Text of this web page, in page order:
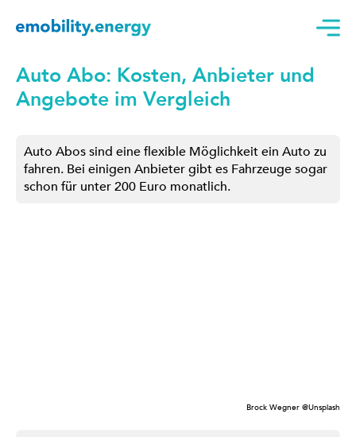
Auto Abo: Kosten, Anbieter und
Angebote im Vergleich
Auto Abos sind eine flexible Möglichkeit ein Auto zu
fahren. Bei einigen Anbieter gibt es Fahrzeuge sogar
schon für unter 200 Euro monatlich.
Brock Wegner @Unsplash